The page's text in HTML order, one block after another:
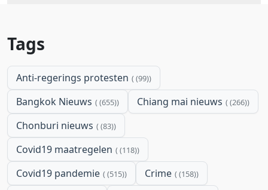
Tags
Anti-regerings protesten (99)
Bangkok Nieuws (655) Chiang mai nieuws (266)
Chonburi nieuws (83)
Covid19 maatregelen (118)
Covid19 pandemie (515) Crime (158)